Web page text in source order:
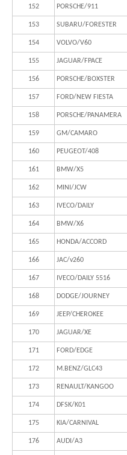
152 PORSCHE/911
153 SUBARU/FORESTER
154 VOLVO/V60
155 JAGUAR/FPACE
156 PORSCHE/BOXSTER
157 FORD/NEW FIESTA
158 PORSCHE/PANAMERA
159 GM/CAMARO
160 PEUGEOT/408
161 BMW/X5
162 MINI/JCW
163 IVECO/DAILY
164 BMW/X6
165 HONDA/ACCORD
166 JAC/v260
167 IVECO/DAILY 5516
168 DODGE/JOURNEY
169 JEEP/CHEROKEE
170 JAGUAR/XE
171 FORD/EDGE
172 M.BENZ/GLC43
173 RENAULT/KANGOO
174 DFSK/K01
175 KIA/CARNIVAL
176 AUDI/A3